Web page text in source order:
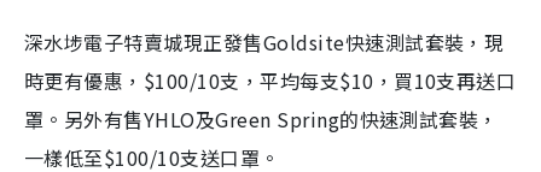
深水埗電子特賣城現正發售Goldsite快速測試套裝，現
時更有優惠，$100/10支，平均每支$10，買10支再送口
罩。另外有售YHLO及Green Spring的快速測試套裝，
一樣低至$100/10支送口罩。